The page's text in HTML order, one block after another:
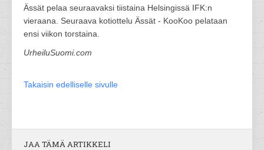
Ässät pelaa seuraavaksi tiistaina Helsingissä IFK:n
vieraana. Seuraava kotiottelu Ässät - KooKoo pelataan
ensi viikon torstaina.
UrheiluSuomi.com
Takaisin edelliselle sivulle
JAA TÄMÄ ARTIKKELI